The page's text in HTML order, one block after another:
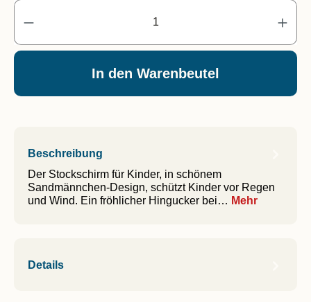
In den Warenbeutel
Beschreibung
Der Stockschirm für Kinder, in schönem
Sandmännchen-Design, schützt Kinder vor Regen
und Wind. Ein fröhlicher Hingucker bei… Mehr
Details